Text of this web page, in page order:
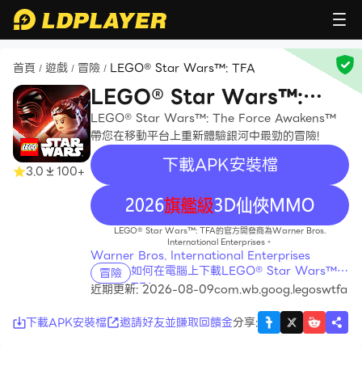
首頁 / 遊戲 / 冒險 / LEGO® Star Wars™: TFA
3.0 100+
LEGO® Star Wars™:
TFA
LEGO® Star Wars™: The Force Awakens™
帶您在移動平台上重新體驗銀河中最勁的冒險!
下載APK安裝檔
recommend
LEGO® Star Wars™: TFA的官方開發商為Warner Bros.
International Enterprises。
Warner Bros. International Enterprises
冒險 如何在電腦上下載LEGO® Star Wars™:
TFA
近期更新: 2026-08-09com.wb.goog.legoswtfa
下載APK安裝檔
邀請好友並賺取回饋金分享: